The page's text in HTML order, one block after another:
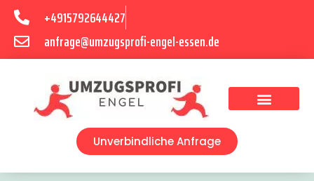
+4915792644427
anfrage@umzugsprofi-engel-essen.de
Unverbindliche Anfrage